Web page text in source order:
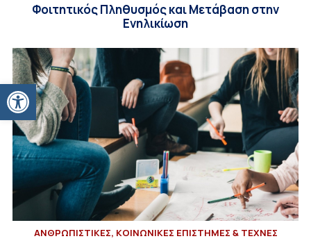
Ανοίξτε τη γραμμή εργαλείων
Φοιτητικός Πληθυσμός και Μετάβαση στην
Ενηλικίωση
ΑΝΘΡΩΠΙΣΤΙΚΕΣ, ΚΟΙΝΩΝΙΚΕΣ ΕΠΙΣΤΗΜΕΣ & ΤΕΧΝΕΣ